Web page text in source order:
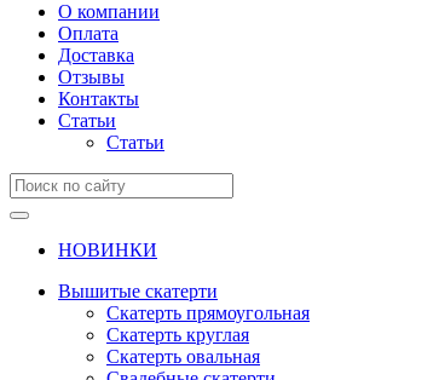
О компании
Оплата
Доставка
Отзывы
Контакты
Статьи
Статьи
НОВИНКИ
Вышитые скатерти
Скатерть прямоугольная
Скатерть круглая
Скатерть овальная